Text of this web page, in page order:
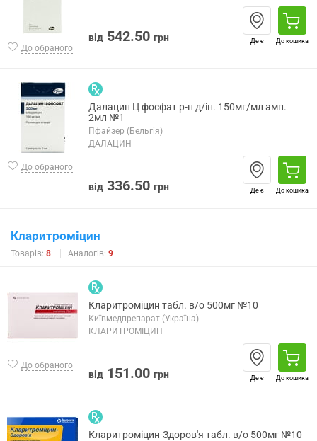
До обраного
від 542.50 грн Де є До кошика
До обраного
Далацин Ц фосфат р-н д/ін. 150мг/мл амп.
2мл №1
Пфайзер (Бельгія)
ДАЛАЦИН
від 336.50 грн Де є До кошика
Кларитроміцин
Товарів: 8 Аналогів: 9
До обраного
Кларитроміцин табл. в/о 500мг №10
Київмедпрепарат (Україна)
КЛАРИТРОМІЦИН
від 151.00 грн Де є До кошика
Кларитроміцин-Здоров'я табл. в/о 500мг №10